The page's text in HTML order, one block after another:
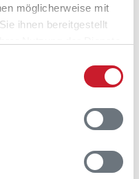
möglicherweise mit
ihnen bereitgestellt